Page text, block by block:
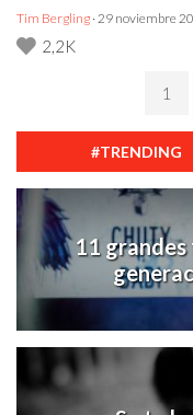
Tim Bergling · 29 noviembre
2,2K
1
#TRENDING
11